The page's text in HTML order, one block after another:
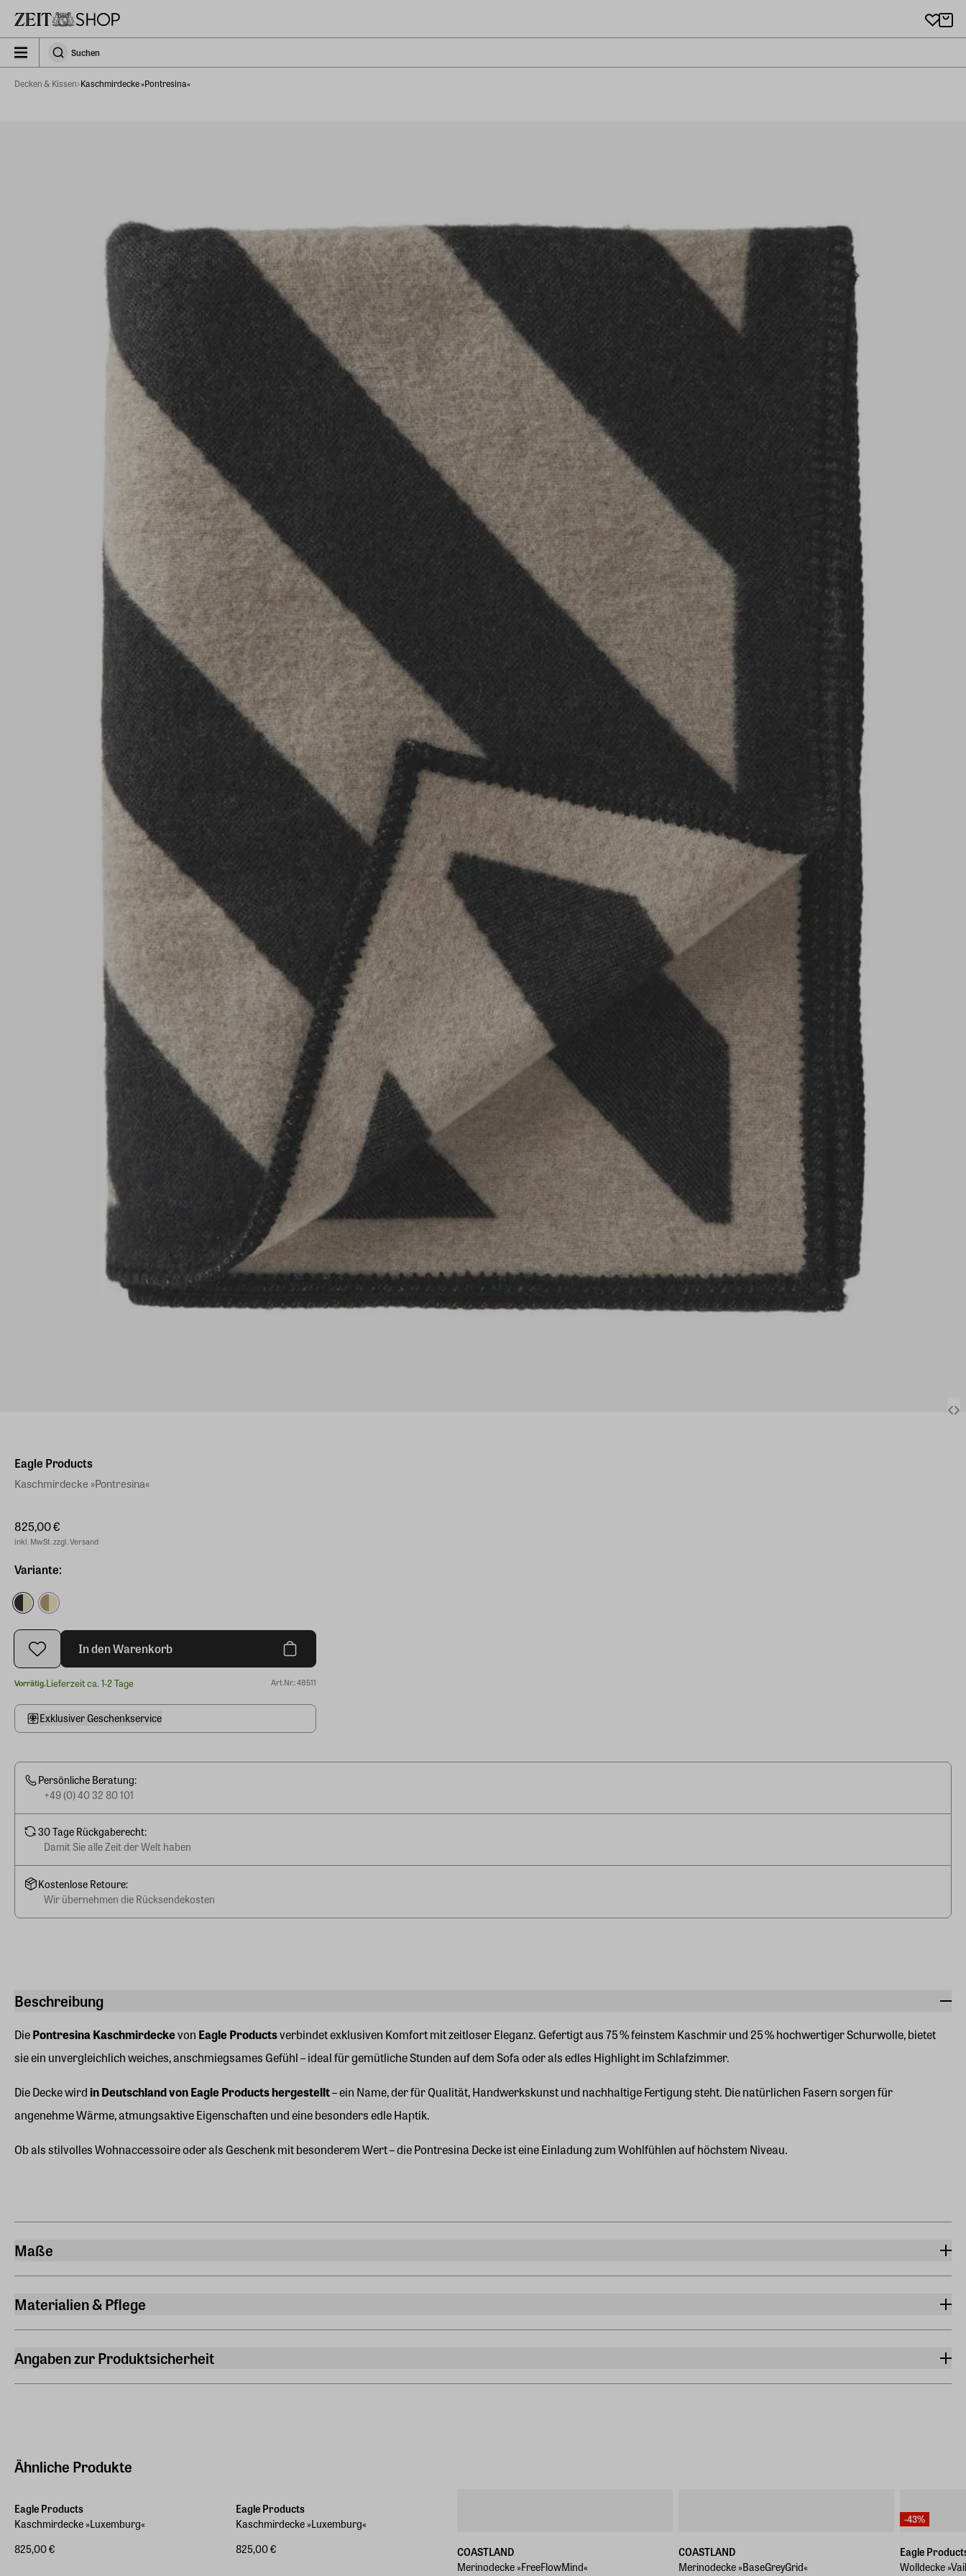
zeit_storefront.components.search.collapsed
SuchenSuchen
Decken & Kissen Kaschmirdecke »Pontresina«
Beschreibung
DiePontresina Kaschmirdeckevon Eagle Productsverbindet exklusiven Komfort mit zeitloser Eleganz. Gefertigt aus 75 % feinstem Kaschmir und 25 % hochwertiger Schurwolle, bietet
sie ein unvergleichlich weiches, anschmiegsames Gefühl – ideal für gemütliche Stunden auf dem Sofa oder als edles Highlight im Schlafzimmer.
Die Decke wirdin Deutschland von Eagle Products hergestellt– ein Name, der für Qualität, Handwerkskunst und nachhaltige Fertigung steht. Die natürlichen Fasern sorgen für
angenehme Wärme, atmungsaktive Eigenschaften und eine besonders edle Haptik.
Ob als stilvolles Wohnaccessoire oder als Geschenk mit besonderem Wert – die Pontresina Decke ist eine Einladung zum Wohlfühlen auf höchstem Niveau.
Maße
Länge
205 cm
Gewicht
Materialien & Pflege
Pflegehinweis
Reinigung
Angaben zur Produktsicherheit
Deutschland (EU)
info@eagle-products.de
Eagle Products
Kaschmirdecke »Pontresina«
825,00 €
inkl. MwSt. zzgl. Versand
Variante:
In den Warenkorb
Vorrätig.Lieferzeit ca. 1-2 Tage Art.Nr.: 48511
Exklusiver Geschenkservice
Persönliche Beratung:
+49 (0) 40 32 80 101
30 Tage Rückgaberecht:
Damit Sie alle Zeit der Welt haben
Kostenlose Retoure:
Wir übernehmen die Rücksendekosten
Ähnliche Produkte
Eagle Products
Kaschmirdecke »Luxemburg«
825,00 €
Eagle Products
Kaschmirdecke »Luxemburg«
825,00 €
COASTLAND
Merinodecke »FreeFlowMind«
COASTLAND
Merinodecke »BaseGreyGrid«
-43%
Eagle
Wolldecke